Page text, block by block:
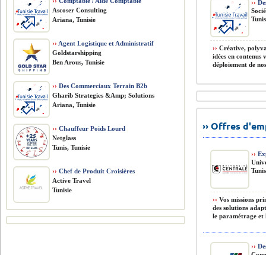
››
›› Créative,
idées en
déploiement de
›› Offres
››
›› Vos missions
des solutions
le paramétrage et
››
Ascoser Consulting
Ariana, Tunisie
›› Agent Logistique et Administratif
Goldstarshipping
Ben Arous, Tunisie
›› Des Commerciaux Terrain B2b
Gharib Strategies &Amp; Solutions
Ariana, Tunisie
›› Chauffeur Poids Lourd
Netglass
Tunis, Tunisie
›› Chef de Produit Croisières
Active Travel
Tunisie